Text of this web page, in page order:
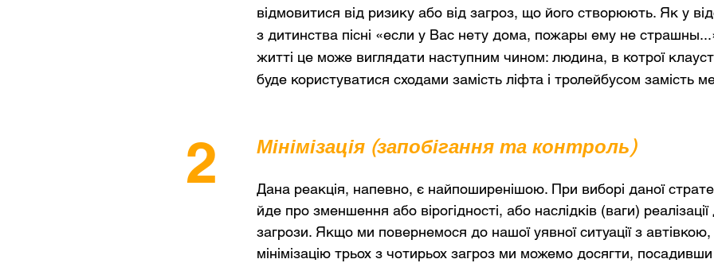
відмовитися від ризику або від загроз, що його створюють. Як у
з дитинства пісні «если у Вас нету дома, пожары ему не
житті це може виглядати наступним чином: людина, в котрої
буде користуватися сходами замість ліфта і тролейбусом замість
2 Мінімізація (запобігання та контроль)
Дана реакція, напевно, є найпоширенішою. При виборі даної
йде про зменшення або вірогідності, або наслідків (ваги) реалізації
загрози. Якщо ми повернемося до нашої уявної ситуації з автівкою,
мінімізацію трьох з чотирьох загроз ми можемо досягти,